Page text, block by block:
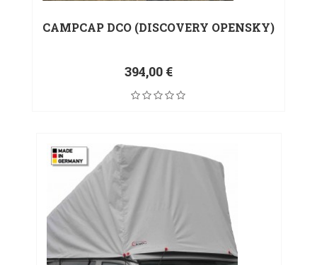
CAMPCAP DCO (DISCOVERY OPENSKY)
394,00 €